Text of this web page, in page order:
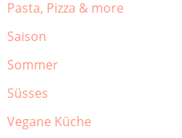
Pasta, Pizza & more
Saison
Sommer
Süsses
Vegane Küche